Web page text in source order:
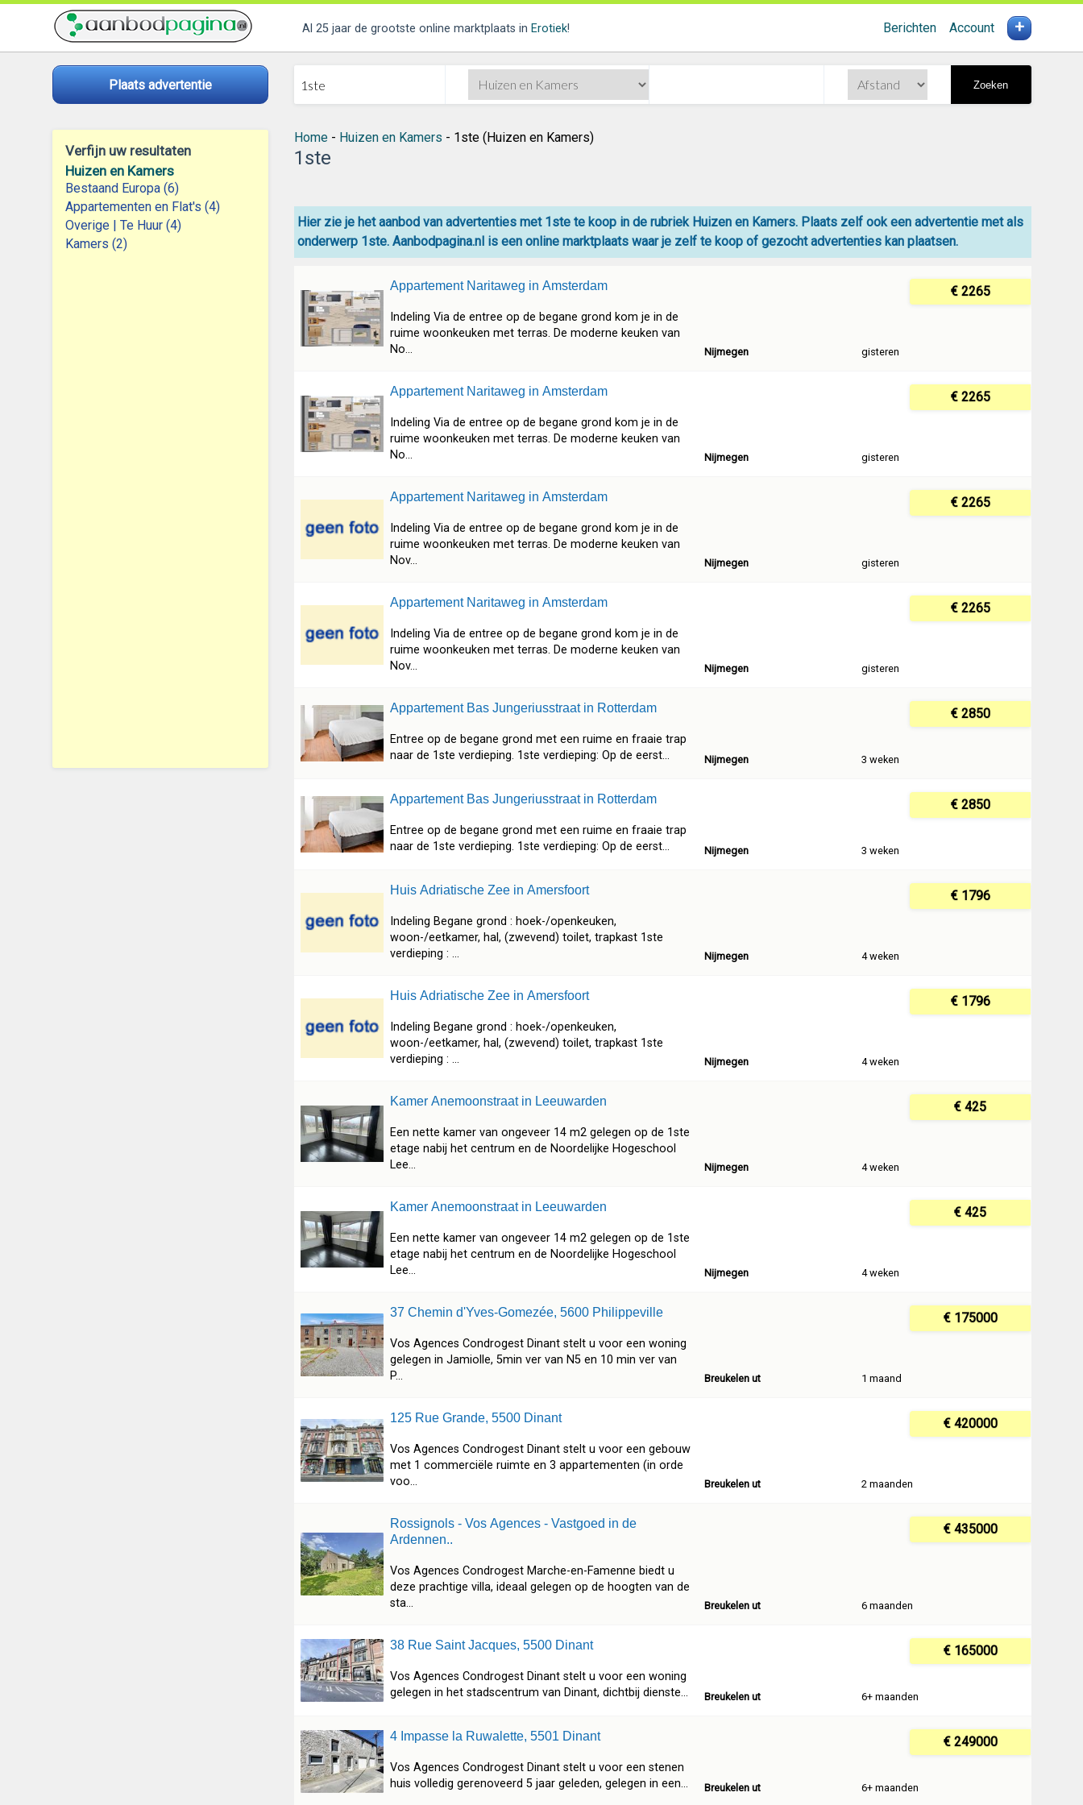
Al 25 jaar de grootste online marktplaats in Erotiek! Berichten Account +
Plaats advertentie Zoeken
Verfijn uw resultaten
Huizen en Kamers
Bestaand Europa (6)
Appartementen en Flat's (4)
Overige | Te Huur (4)
Kamers (2)
Home- Huizen en Kamers - 1ste (Huizen en Kamers)
1ste
Hier zie je het aanbod van advertenties met 1ste te koop in de rubriek Huizen en Kamers. Plaats zelf ook een advertentie met als
onderwerp 1ste. Aanbodpagina.nl is een online marktplaatswaar je zelf te koopof gezocht advertenties kan plaatsen.
Appartement Naritaweg in Amsterdam
Indeling Via de entree op de begane grond kom je in de
ruime woonkeuken met terras. De moderne keuken van
No...
€ 2265
Nijmegen gisteren
Appartement Naritaweg in Amsterdam
Indeling Via de entree op de begane grond kom je in de
ruime woonkeuken met terras. De moderne keuken van
No...
€ 2265
Nijmegen gisteren
Appartement Naritaweg in Amsterdam
Indeling Via de entree op de begane grond kom je in de
ruime woonkeuken met terras. De moderne keuken van
Nov...
€ 2265
Nijmegen gisteren
Appartement Naritaweg in Amsterdam
Indeling Via de entree op de begane grond kom je in de
ruime woonkeuken met terras. De moderne keuken van
Nov...
€ 2265
Nijmegen gisteren
Appartement Bas Jungeriusstraat in Rotterdam
Entree op de begane grond met een ruime en fraaie trap
naar de 1ste verdieping. 1ste verdieping: Op de eerst...
€ 2850
Nijmegen 3 weken
Appartement Bas Jungeriusstraat in Rotterdam
Entree op de begane grond met een ruime en fraaie trap
naar de 1ste verdieping. 1ste verdieping: Op de eerst...
€ 2850
Nijmegen 3 weken
Huis Adriatische Zee in Amersfoort
Indeling Begane grond : hoek-/openkeuken,
woon-/eetkamer, hal, (zwevend) toilet, trapkast 1ste
verdieping : ...
€ 1796
Nijmegen 4 weken
Huis Adriatische Zee in Amersfoort
Indeling Begane grond : hoek-/openkeuken,
woon-/eetkamer, hal, (zwevend) toilet, trapkast 1ste
verdieping : ...
€ 1796
Nijmegen 4 weken
Kamer Anemoonstraat in Leeuwarden
Een nette kamer van ongeveer 14 m2 gelegen op de 1ste
etage nabij het centrum en de Noordelijke Hogeschool
Lee...
€ 425
Nijmegen 4 weken
Kamer Anemoonstraat in Leeuwarden
Een nette kamer van ongeveer 14 m2 gelegen op de 1ste
etage nabij het centrum en de Noordelijke Hogeschool
Lee...
€ 425
Nijmegen 4 weken
37 Chemin d'Yves-Gomezée, 5600 Philippeville
Vos Agences Condrogest Dinant stelt u voor een woning
gelegen in Jamiolle, 5min ver van N5 en 10 min ver van
P...
€ 175000
Breukelen ut 1 maand
125 Rue Grande, 5500 Dinant
Vos Agences Condrogest Dinant stelt u voor een gebouw
met 1 commerciële ruimte en 3 appartementen (in orde
voo...
€ 420000
Breukelen ut 2 maanden
Rossignols - Vos Agences - Vastgoed in de
Ardennen..
Vos Agences Condrogest Marche-en-Famenne biedt u
deze prachtige villa, ideaal gelegen op de hoogten van de
sta...
€ 435000
Breukelen ut 6 maanden
38 Rue Saint Jacques, 5500 Dinant
Vos Agences Condrogest Dinant stelt u voor een woning
gelegen in het stadscentrum van Dinant, dichtbij dienste...
€ 165000
Breukelen ut 6+ maanden
4 Impasse la Ruwalette, 5501 Dinant
Vos Agences Condrogest Dinant stelt u voor een stenen
huis volledig gerenoveerd 5 jaar geleden, gelegen in een...
€ 249000
Breukelen ut 6+ maanden